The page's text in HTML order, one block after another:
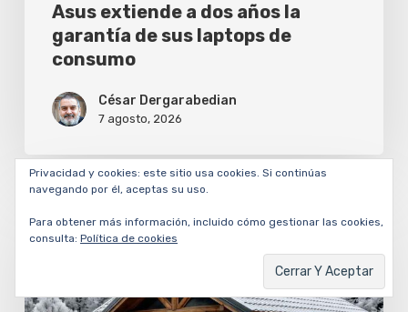
consumo
Asus extiende a dos años la
garantía de sus laptops de
consumo
César Dergarabedian
7 agosto, 2026
Cómo
evitar
Privacidad y cookies: este sitio usa cookies. Si continúas
navegando por él, aceptas su uso.
Para obtener más información, incluido cómo gestionar las cookies,
consulta: Política de cookies